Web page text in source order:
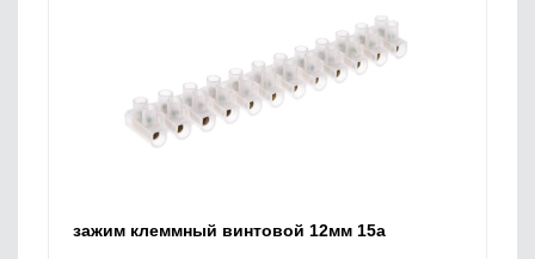
зажим клеммный винтовой 12мм 15а